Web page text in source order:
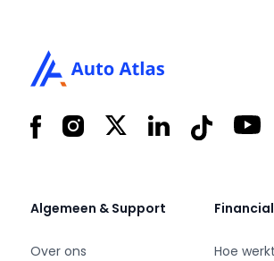
FacebookInstagram
X LinkedInTiktok
Algemeen & Support
Over ons
Hoe